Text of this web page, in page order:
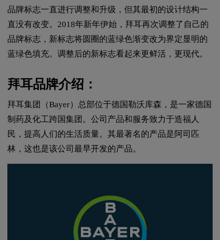
品牌标志一直进行调整和升级，但其最初的设计结构一
直没有改变。2018年新年伊始，拜耳再次调整了自己的
品牌标志，新标志将圆圈的蓝绿色渐变改为界定显明的
蓝绿色填充。调整后的新标志看起来更鲜活，更现代。
拜耳品牌介绍：
拜耳集团（Bayer）总部位于德国勒沃库森，是一家德国
制药及化工跨国集团。公司产品和服务致力于造福人
民，提高人们的生活质量。其最著名的产品是阿司匹
林，这也是该公司最早开发的产品。